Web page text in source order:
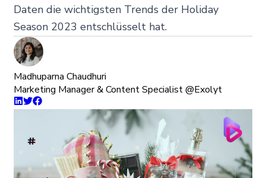
Daten die wichtigsten Trends der Holiday
Season 2023 entschlüsselt hat.
Madhuparna Chaudhuri
Marketing Manager & Content Specialist @Exolyt